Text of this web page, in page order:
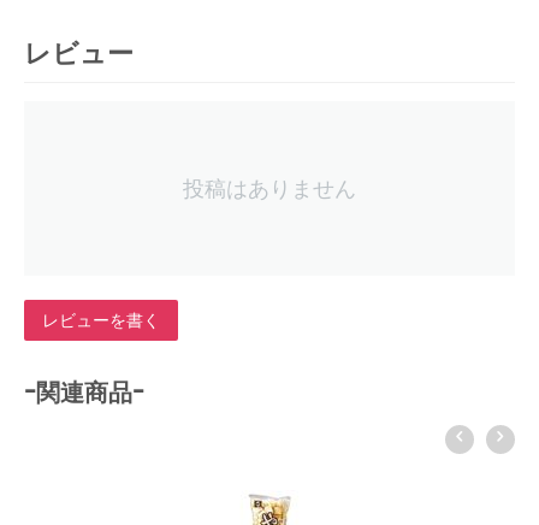
レビュー
投稿はありません
レビューを書く
-関連商品-